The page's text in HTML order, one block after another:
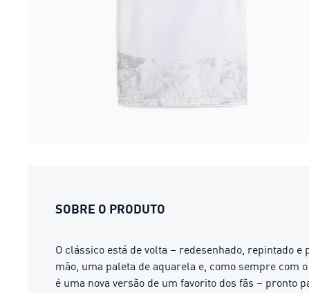
SOBRE O PRODUTO
O clássico está de volta – redesenhado, repintado
mão, uma paleta de aquarela e, como sempre com
é uma nova versão de um favorito dos fãs – pronto